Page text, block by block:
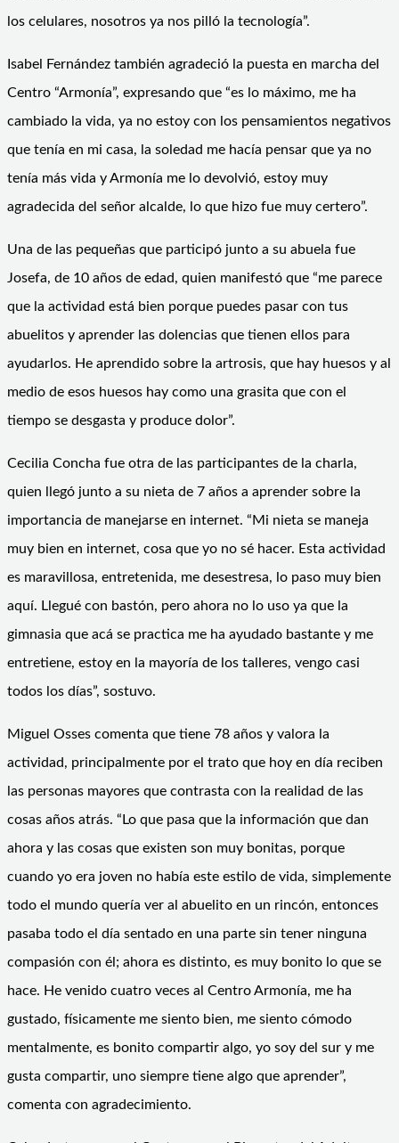
los celulares, nosotros ya nos pilló la tecnología”.
Isabel Fernández también agradeció la puesta en marcha del
Centro “Armonía”, expresando que “es lo máximo, me ha
cambiado la vida, ya no estoy con los pensamientos negativos
que tenía en mi casa, la soledad me hacía pensar que ya no
tenía más vida y Armonía me lo devolvió, estoy muy
agradecida del señor alcalde, lo que hizo fue muy certero”.
Una de las pequeñas que participó junto a su abuela fue
Josefa, de 10 años de edad, quien manifestó que “me parece
que la actividad está bien porque puedes pasar con tus
abuelitos y aprender las dolencias que tienen ellos para
ayudarlos. He aprendido sobre la artrosis, que hay huesos y al
medio de esos huesos hay como una grasita que con el
tiempo se desgasta y produce dolor”.
Cecilia Concha fue otra de las participantes de la charla,
quien llegó junto a su nieta de 7 años a aprender sobre la
importancia de manejarse en internet. “Mi nieta se maneja
muy bien en internet, cosa que yo no sé hacer. Esta actividad
es maravillosa, entretenida, me desestresa, lo paso muy bien
aquí. Llegué con bastón, pero ahora no lo uso ya que la
gimnasia que acá se practica me ha ayudado bastante y me
entretiene, estoy en la mayoría de los talleres, vengo casi
todos los días”, sostuvo.
Miguel Osses comenta que tiene 78 años y valora la
actividad, principalmente por el trato que hoy en día reciben
las personas mayores que contrasta con la realidad de las
cosas años atrás. “Lo que pasa que la información que dan
ahora y las cosas que existen son muy bonitas, porque
cuando yo era joven no había este estilo de vida, simplemente
todo el mundo quería ver al abuelito en un rincón, entonces
pasaba todo el día sentado en una parte sin tener ninguna
compasión con él; ahora es distinto, es muy bonito lo que se
hace. He venido cuatro veces al Centro Armonía, me ha
gustado, físicamente me siento bien, me siento cómodo
mentalmente, es bonito compartir algo, yo soy del sur y me
gusta compartir, uno siempre tiene algo que aprender”,
comenta con agradecimiento.